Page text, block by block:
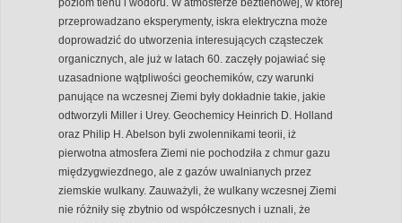
przeprowadzano eksperymenty, iskra elektryczna może
doprowadzić do utworzenia interesujących cząsteczek
organicznych, ale już w latach 60. zaczęły pojawiać się
uzasadnione wątpliwości geochemików, czy warunki
panujące na wczesnej Ziemi były dokładnie takie, jakie
odtworzyli Miller i Urey. Geochemicy Heinrich D. Holland
oraz Philip H. Abelson byli zwolennikami teorii, iż
pierwotna atmosfera Ziemi nie pochodziła z chmur gazu
międzygwiezdnego, ale z gazów uwalnianych przez
ziemskie wulkany. Zauważyli, że wulkany wczesnej Ziemi
nie różniły się zbytnio od współczesnych i uznali, że